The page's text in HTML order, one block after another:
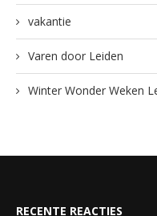
vakantie
Varen door Leiden
Winter Wonder Weken
RECENTE REACTIES